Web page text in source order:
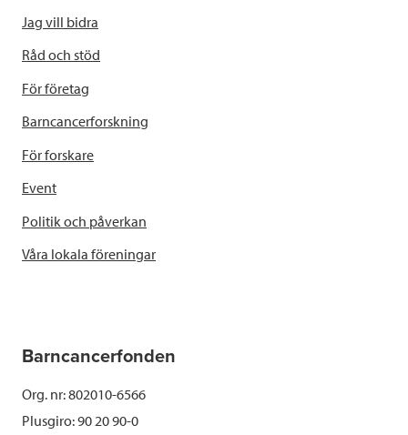
Jag vill bidra
Råd och stöd
För företag
Barncancerforskning
För forskare
Event
Politik och påverkan
Våra lokala föreningar
Barncancerfonden
Org. nr: 802010-6566
Plusgiro: 90 20 90-0